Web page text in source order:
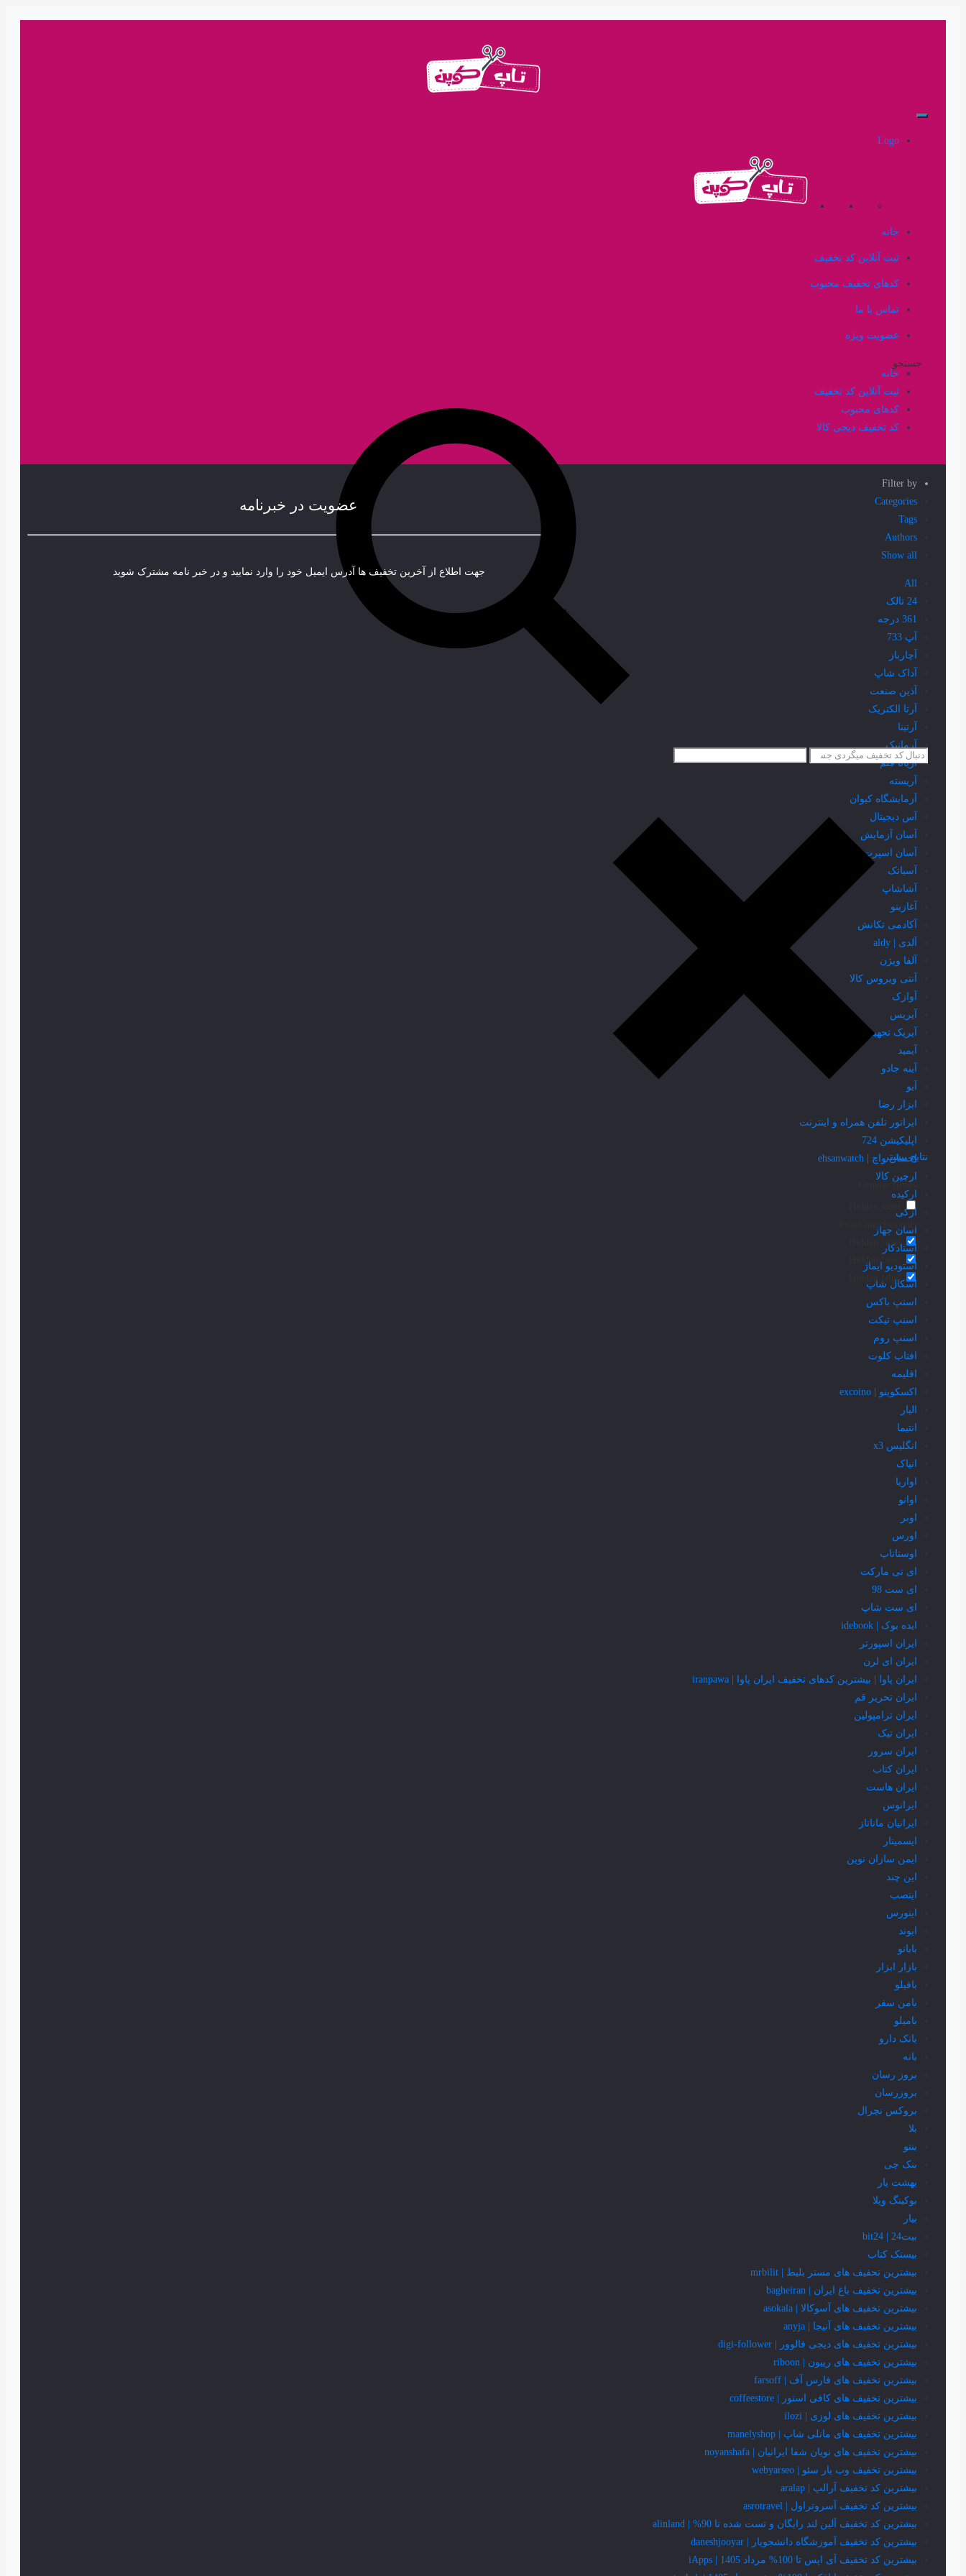
Logo
خانه
ثبت آنلاین کد تخفیف
کدهای تخفیف محبوب
تماس با ما
عضویت ویژه
جستجو
نتایج بیشتر
Generic filters
Exact matches only
Hidden label
Hidden label
Hidden label
خانه
ثبت آنلاین کد تخفیف
کدهای محبوب
کد تخفیف دیجی کالا
Filter by
Categories
Tags
Authors
Show all
All
24 تالک
361 درجه
آپ 733
آچارباز
آداک شاپ
آذین صنعت
آرتا الکتریک
آرتینا
آرمانیک
آریانا قلم
آریسته
آزمایشگاه کیوان
آس دیجیتال
آسان آزمایش
آسان اسپرت
آسیاتک
آشاشاپ
آغازینو
آکادمی تکانش
آلدی | aldy
آلفا ویژن
آنتی ویروس کالا
آوازک
آیریس
آیریک تجهیز
آیمید
آینه جادو
آیو
ابزار رضا
اپراتور تلفن همراه و اینترنت
اپلیکیشن 724
احسان واچ | ehsanwatch
ارچین کالا
ارکیده
ازکی
اسان جهاز
استادکار
استودیو ایماژ
اسکال شاپ
اسنپ باکس
اسنپ تیکت
اسنپ روم
افتاب کلوت
اقلیمه
اکسکوینو | excoino
الیار
انتیما
انگلیس x3
انیاک
اواریا
اوانو
اوبر
اورس
اوستاتاپ
ای تی مارکت
ای ست 98
ای ست شاپ
ایده بوک | idebook
ایران اسپورتر
ایران ای لرن
ایران پاوا | بیشترین کدهای تخفیف ایران پاوا | iranpawa
ایران تحریر قم
ایران ترامپولین
ایران تیک
ایران سرور
ایران کتاب
ایران هاست
ایرانوس
ایرانیان ماناتاز
ایسمینار
ایمن سازان نوین
این چند
اینصب
اینورس
ایوند
بابانو
بازار ابزار
بافیلو
بامن سفر
بامیلو
بانک دارو
بانه
بروز رسان
بروزرسان
بروکس نچرال
بلا
بنتو
بنک چی
بهشت یار
بوکینگ ویلا
بیار
بیت24 | bit24
بیستک کتاب
بیشترین تحفیف های مستر بلیط | mrbilit
بیشترین تخفیف باغ ایران | bagheiran
بیشترین تخفیف های آسوکالا | asokala
بیشترین تخفیف های آنیجا | anyja
بیشترین تخفیف های دیجی فالوور | digi-follower
بیشترین تخفیف های ریبون | riboon
بیشترین تخفیف های فارس آف | farsoff
بیشترین تخفیف های کافی استور | coffeestore
بیشترین تخفیف های لوزی | ilozi
بیشترین تخفیف های مانلی شاپ | manelyshop
بیشترین تخفیف های نویان شفا ایرانیان | noyanshafa
بیشترین تخفیف وب یار سئو | webyarseo
بیشترین کد تخفیف آرالپ | aralap
بیشترین کد تخفیف آسروتراول | asrotravel
بیشترین کد تخفیف آلین لند رایگان و تست شده تا 90% | alinland
بیشترین کد تخفیف آموزشگاه دانشجویار | daneshjooyar
بیشترین کد تخفیف آی اپس تا 100% مرداد 1405 | iApps
عضویت در خبرنامه
جهت اطلاع از آخرین تخفیف ها آدرس ایمیل خود را وارد نمایید و در خبر نامه مشترک شوید
نام